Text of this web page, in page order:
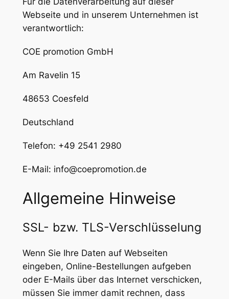
Webseite und in unserem Unternehmen ist
verantwortlich:
COE promotion GmbH
Am Ravelin 15
48653 Coesfeld
Deutschland
Telefon: +49 2541 2980
E-Mail: info@coepromotion.de
Allgemeine Hinweise
SSL- bzw. TLS-Verschlüsselung
Wenn Sie Ihre Daten auf Webseiten
eingeben, Online-Bestellungen aufgeben
oder E-Mails über das Internet verschicken,
müssen Sie immer damit rechnen, dass